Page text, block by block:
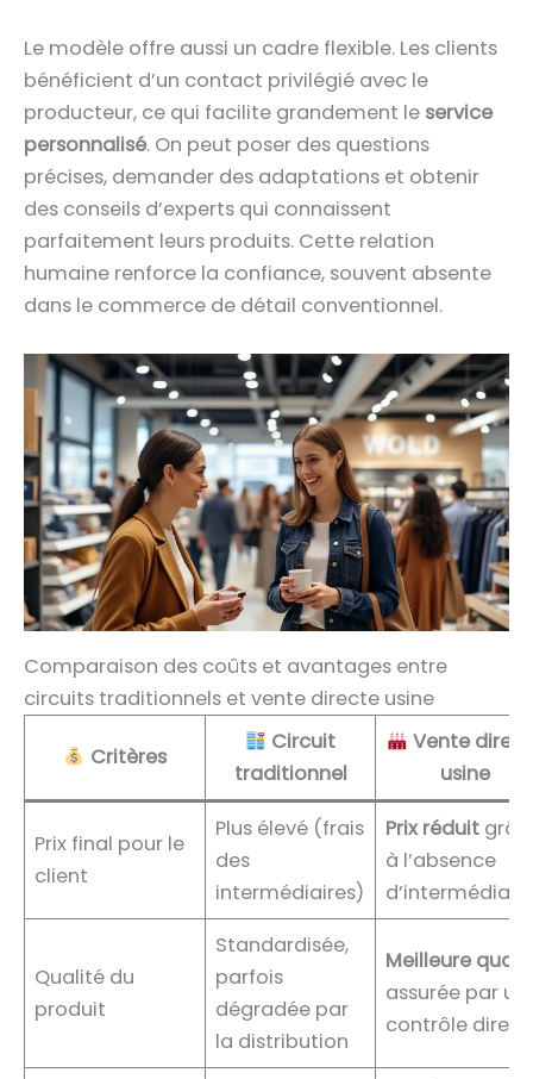
Le modèle offre aussi un cadre flexible. Les clients
bénéficient d’un contact privilégié avec le
producteur, ce qui facilite grandement le service
personnalisé. On peut poser des questions
précises, demander des adaptations et obtenir
des conseils d’experts qui connaissent
parfaitement leurs produits. Cette relation
humaine renforce la confiance, souvent absente
dans le commerce de détail conventionnel.
Comparaison des coûts et avantages entre
circuits traditionnels et vente directe usine
Critères
Circuit
traditionnel
Vente
usine
Prix final pour le
client
Plus élevé (frais
des
intermédiaires)
Prix réduit
à l’absence
Qualité du
produit
Standardisée,
parfois
dégradée par
la distribution
Meilleure
assurée par un
contrôle direct